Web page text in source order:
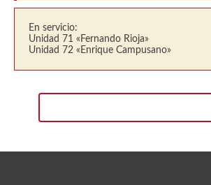
En servicio:
Unidad 71 «Fernando Rioja»
Unidad 72 «Enrique Campusano»